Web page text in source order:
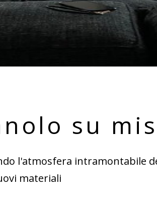
su
l'atmosfera intramontabile
materiali